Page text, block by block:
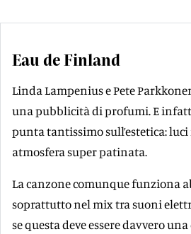
Eau de Finland
Linda Lampenius e Pete
una pubblicità di profumi. E
punta tantissimo sull’estetica:
atmosfera super patinata.
La canzone comunque funziona
soprattutto nel mix tra suoni
se questa deve essere davvero